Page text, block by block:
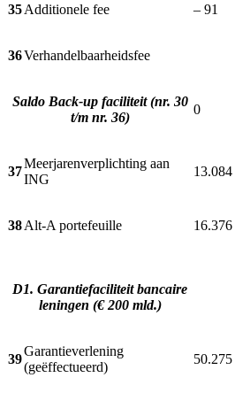
35Additionele fee – 91
36Verhandelbaarheidsfee
Saldo Back-up faciliteit (nr. 30
t/m nr. 36)
0
37
Meerjarenverplichting aan
ING
13.084
38Alt-A portefeuille 16.376
D1. Garantiefaciliteit bancaire
leningen (€ 200 mld.)
39
Garantieverlening
(geëffectueerd)
50.275